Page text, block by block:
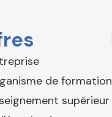
de formation
supérieur